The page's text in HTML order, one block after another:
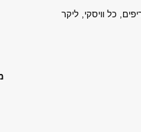
, כל וויסקי,ליקר